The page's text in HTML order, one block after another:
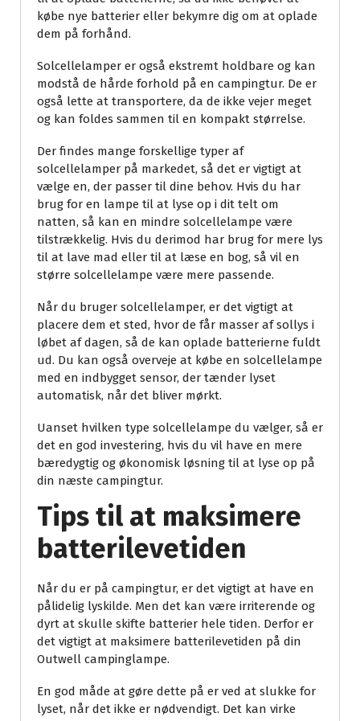
købe nye batterier eller bekymre dig om at oplade
dem på forhånd.
Solcellelamper er også ekstremt holdbare og kan
modstå de hårde forhold på en campingtur. De er
også lette at transportere, da de ikke vejer meget
og kan foldes sammen til en kompakt størrelse.
Der findes mange forskellige typer af
solcellelamper på markedet, så det er vigtigt at
vælge en, der passer til dine behov. Hvis du har
brug for en lampe til at lyse op i dit telt om
natten, så kan en mindre solcellelampe være
tilstrækkelig. Hvis du derimod har brug for mere lys
til at lave mad eller til at læse en bog, så vil en
større solcellelampe være mere passende.
Når du bruger solcellelamper, er det vigtigt at
placere dem et sted, hvor de får masser af sollys i
løbet af dagen, så de kan oplade batterierne fuldt
ud. Du kan også overveje at købe en solcellelampe
med en indbygget sensor, der tænder lyset
automatisk, når det bliver mørkt.
Uanset hvilken type solcellelampe du vælger, så er
det en god investering, hvis du vil have en mere
bæredygtig og økonomisk løsning til at lyse op på
din næste campingtur.
Tips til at maksimere
batterilevetiden
Når du er på campingtur, er det vigtigt at have en
pålidelig lyskilde. Men det kan være irriterende og
dyrt at skulle skifte batterier hele tiden. Derfor er
det vigtigt at maksimere batterilevetiden på din
Outwell campinglampe.
En god måde at gøre dette på er ved at slukke for
lyset, når det ikke er nødvendigt. Det kan virke